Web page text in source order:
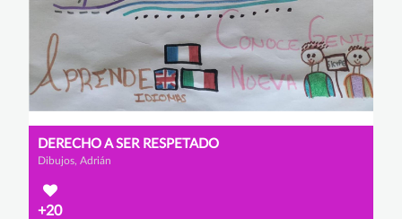
DERECHO A SER RESPETADO
Dibujos, Adrián
+20